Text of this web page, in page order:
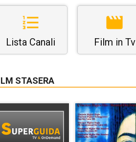
Lista Canali Film in Tv
STASERA